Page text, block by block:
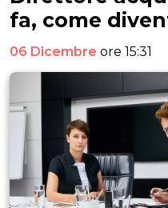
fa, come
06 Dicembre ore 15:31